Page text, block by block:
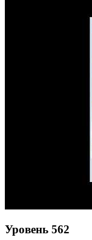
Уровень 562